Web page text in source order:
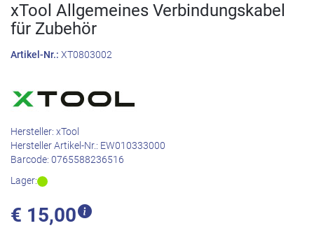
xTool Allgemeines Verbindungskabel
für Zubehör
Artikel-Nr.: XT0803002
Hersteller: xTool
Hersteller Artikel-Nr.: EW010333000
Barcode: 0765588236516
Lager:
€ 15,00